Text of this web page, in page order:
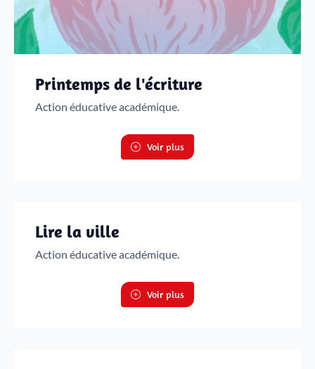
Printemps de l'écriture
Action éducative académique.
Voir plus
Lire la ville
Action éducative académique.
Voir plus